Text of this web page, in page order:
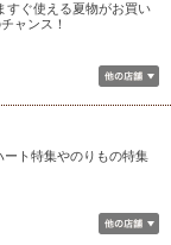
すぐ使える夏物がお買い
ャンス！
ート特集やのりもの特集